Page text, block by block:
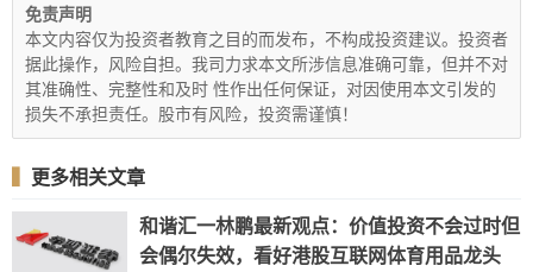
免责声明
本文内容仅为投资者教育之目的而发布，不构成投资建议。投资者
据此操作，风险自担。我司力求本文所涉信息准确可靠，但并不对
其准确性、完整性和及时 性作出任何保证，对因使用本文引发的
损失不承担责任。股市有风险，投资需谨慎！
▍ 更多相关文章
和谐汇一林鹏最新观点：价值投资不会过时但
会偶尔失效，看好港股互联网体育用品龙头